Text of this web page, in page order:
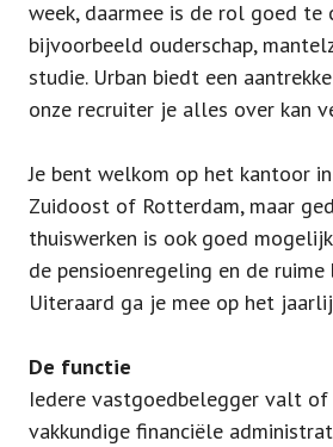
week, daarmee is de rol goed te
bijvoorbeeld ouderschap,
studie. Urban biedt een
onze recruiter je alles over kan
Je bent welkom op het kantoor
Zuidoost of Rotterdam, maar
thuiswerken is ook goed
de pensioenregeling en de ruime
Uiteraard ga je mee op het
De functie
Iedere vastgoedbelegger valt
vakkundige financiële